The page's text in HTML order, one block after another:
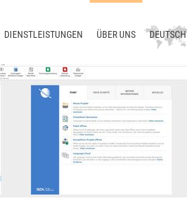
DIENSTLEISTUNGEN
Schulung
Übersetzungsmanagement
Terminologiemanagement
Smart Translation Factory
ÜBER UNS
Aktuelles
Treffen Sie uns
Kontakt
DEUTSCH
русский